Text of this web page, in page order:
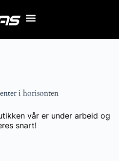
i horisonten
vår er under arbeid og
snart!